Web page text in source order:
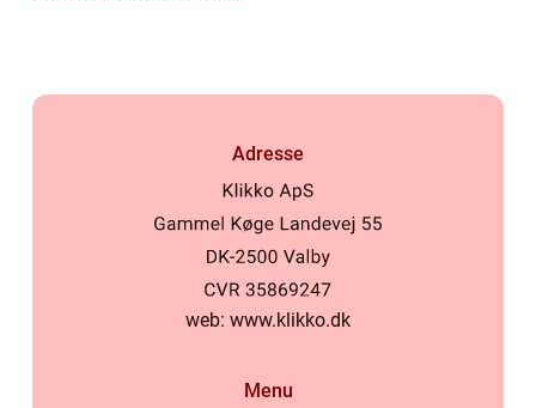
Adresse
web: www.klikko.dk
Menu